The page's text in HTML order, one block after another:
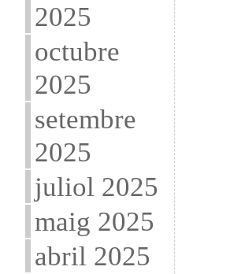
2025
octubre
2025
setembre
2025
juliol 2025
maig 2025
abril 2025